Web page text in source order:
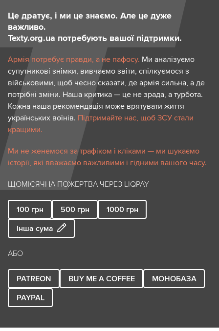
Це дратує, і ми це знаємо. Але це дуже
важливо.
Texty.org.ua потребують вашої підтримки.
Армія потребує правди, а не пафосу. Ми аналізуємо
супутникові знімки, вивчаємо звіти, спілкуємося з
військовими, щоб чесно сказати, де армія сильна, а де
потрібні зміни. Наша критика — це не зрада, а турбота.
Кожна наша рекомендація може врятувати життя
українських воїнів. Підтримайте нас, щоб ЗСУ стали
кращими.
Ми не женемося за трафіком і кліками — ми шукаємо
історії, які вважаємо важливими і гідними вашого часу.
ЩОМІСЯЧНА ПОЖЕРТВА ЧЕРЕЗ LIQPAY
100 грн 500 грн 1000 грн
Інша сума
АБО
PATREON BUY ME A COFFEE
МОНОБАЗА
PAYPAL